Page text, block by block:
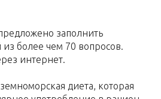
заполнить
более чем 70 вопросов.
интернет.
диета, которая